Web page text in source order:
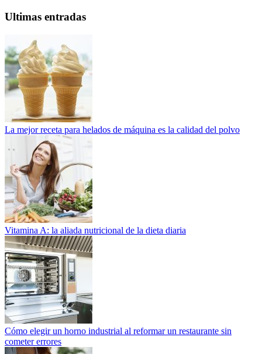
Ultimas entradas
La mejor receta para helados de máquina es la calidad del polvo
Vitamina A: la aliada nutricional de la dieta diaria
Cómo elegir un horno industrial al reformar un restaurante sin
cometer errores